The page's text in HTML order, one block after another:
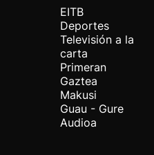
EITB
Deportes
Televisión a la
carta
Primeran
Gaztea
Makusi
Guau - Gure
Audioa